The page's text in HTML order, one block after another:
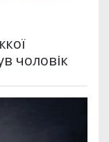
чоловік